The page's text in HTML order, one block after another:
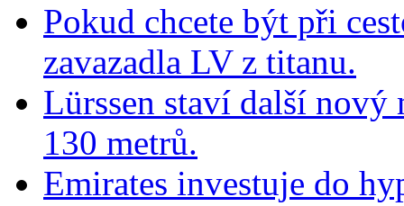
Pokud chcete být při
zavazadla LV z titanu.
Lürssen staví další nový
130 metrů.
Emirates investuje do